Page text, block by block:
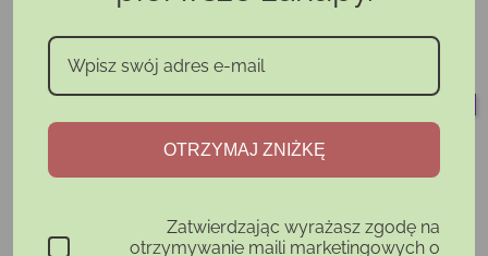
OTRZYMAJ ZNIŻKĘ
Zatwierdzając wyrażasz zgodę na
otrzymywanie maili marketingowych o